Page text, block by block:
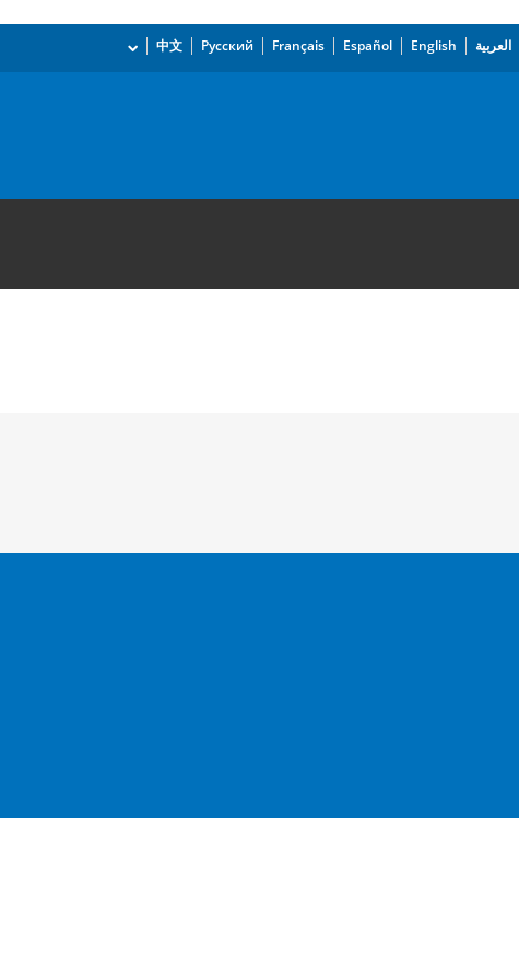
العربية English
Español
Français
Русский
中文